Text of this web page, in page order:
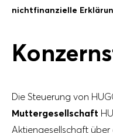
nichtfinanzielle
Die Steuerung von
Muttergesellschaft
Aktiengesellschaft